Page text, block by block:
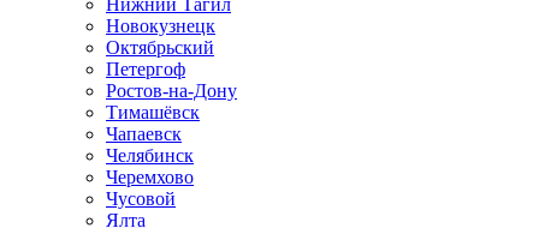
Нижний Тагил
Новокузнецк
Октябрьский
Петергоф
Ростов-на-Дону
Тимашёвск
Чапаевск
Челябинск
Черемхово
Чусовой
Ялта